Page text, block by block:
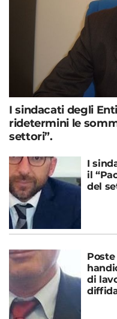
I sindacati degli
ridetermini le
settori”.
I
il
del
di